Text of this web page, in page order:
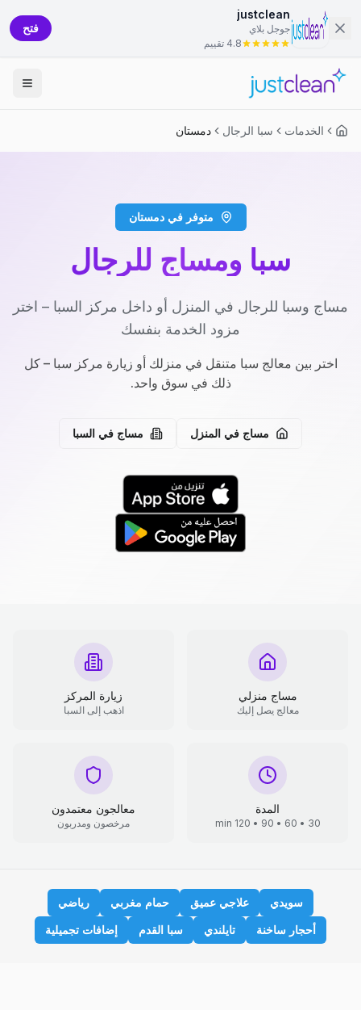
justclean
جوجل بلاي
4.8 تقييم
فتح
الخدمات سبا الرجال دمستان
متوفر في دمستان
سبا ومساج للرجال
مساج وسبا للرجال في المنزل أو داخل مركز السبا – اختر
مزود الخدمة بنفسك
اختر بين معالج سبا متنقل في منزلك أو زيارة مركز سبا – كل
ذلك في سوق واحد.
مساج في المنزل مساج في السبا
مساج منزلي
معالج يصل إليك
زيارة المركز
اذهب إلى السبا
المدة
30 • 60 • 90 • 120 min
معالجون معتمدون
مرخصون ومدربون
سويدي علاجي عميق حمام مغربي
رياضي
أحجار ساخنة
تايلندي سبا القدم إضافات تجميلية